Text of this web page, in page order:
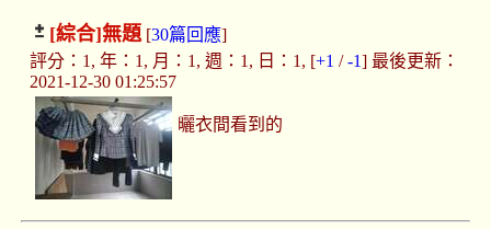
[綜合]無題[30篇回應]
評分：1, 年：1, 月：1, 週：1, 日：1, [+1 /-1] 最後更新：
2021-12-30 01:25:57
曬衣間看到的